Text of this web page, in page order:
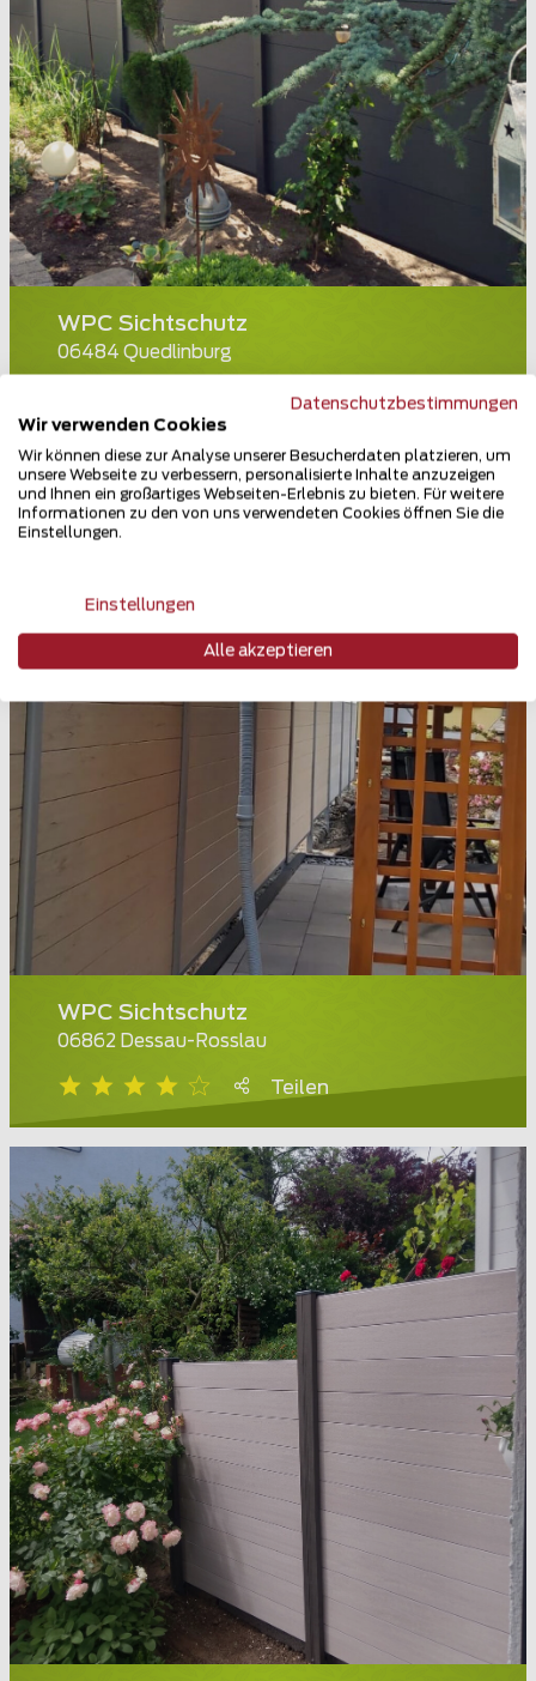
WPC Sichtschutz
06484 Quedlinburg
Teilen
WPC Sichtschutz
06862 Dessau-Rosslau
Teilen
Datenschutzbestimmungen
Wir verwenden Cookies
Wir können diese zur Analyse unserer Besucherdaten platzieren, um
unsere Webseite zu verbessern, personalisierte Inhalte anzuzeigen
und Ihnen ein großartiges Webseiten-Erlebnis zu bieten. Für weitere
Informationen zu den von uns verwendeten Cookies öffnen Sie die
Einstellungen.
Einstellungen
Alle akzeptieren